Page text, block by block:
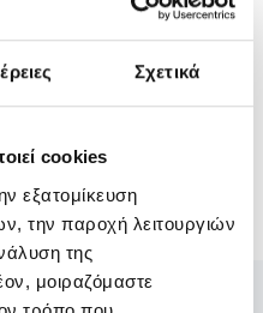
Σχετικά
cookies
εξατομίκευση
την παροχή λειτουργιών
της
μοιραζόμαστε